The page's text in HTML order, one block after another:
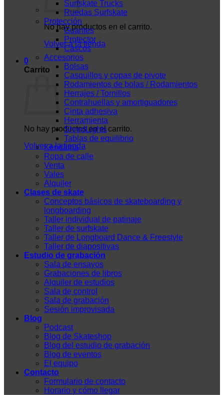
No hay productos en el carrito.
Volver a la tienda
0
Carrito
No hay productos en el carrito.
Volver a la tienda
Surfskate Trucks
Ruedas Surfskate
Protección
Guantes
Protector
Cascos
Accesorios
Bolsas
Casquillos y copas de pivote
Rodamientos de bolas / Rodamientos
Herrajes / Tornillos
Contrahuellas y amortiguadores
Cinta adhesiva
Herramienta
ShredLights
Tablas de equilibrio
Kendama
Ropa de calle
Venta
Vales
Alquiler
Clases de skate
Conceptos básicos de skateboarding y
longboarding
Taller individual de patinaje
Taller de surfskate
Taller de Longboard Dance & Freestyle
Taller de diapositivas
Estudio de grabación
Sala de ensayos
Grabaciones de libros
Alquiler de estudios
Sala de control
Sala de grabación
Sesión improvisada
Blog
Podcast
Blog de Skateshop
Blog del estudio de grabación
Blog de eventos
El equipo
Contacto
Formulario de contacto
Horario y cómo llegar